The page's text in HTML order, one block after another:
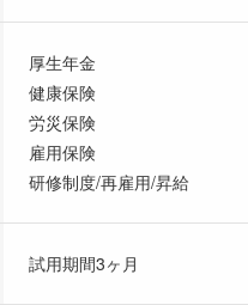
厚生年金
健康保険
労災保険
雇用保険
研修制度/再雇用/昇給
試用期間3ヶ月